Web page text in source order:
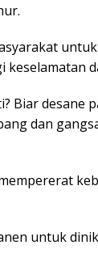
Biar desane
dan
untuk